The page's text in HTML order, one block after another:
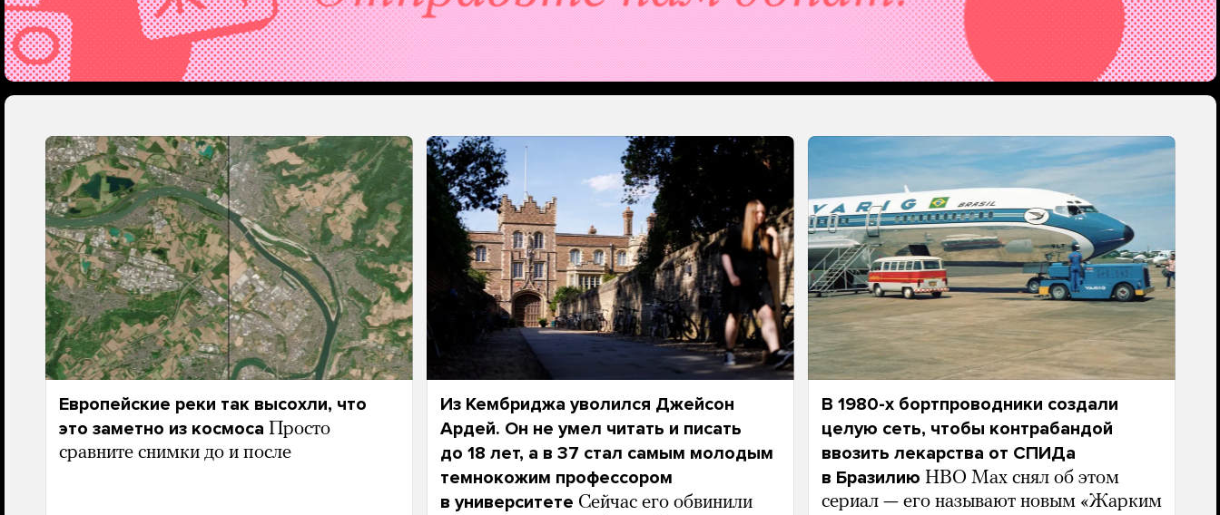
Европейские реки так высохли, что
это заметно из космоса Просто
сравните снимки до и после
Из Кембриджа уволился Джейсон
Ардей. Он не умел читать и писать
до 18 лет, а в 37 стал самым молодым
темнокожим профессором
в университете Сейчас его обвинили
В 1980-х бортпроводники создали
целую сеть, чтобы контрабандой
ввозить лекарства от СПИДа
в Бразилию HBO Max снял об этом
сериал — его называют новым «Жарким